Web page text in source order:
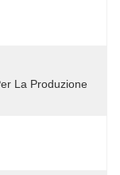
La Produzione